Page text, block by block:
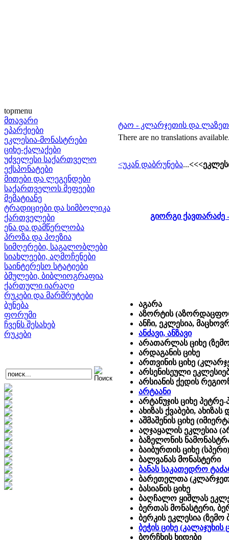
topmenu
მთავარი
ეპარქიები
ეკლესია-მონასტრები
ციხე-ქალაქები
უძველესი საქართველო
ექსპონატები
მითები და ლეგენდები
საქართველოს მეფეები
მემატიანე
ტრადიციები და სიმბოლიკა
ქართველები
ენა და დამწერლობა
პროზა და პოეზია
სიმღერები, საგალობლები
სიახლეები, აღმოჩენები
საინტერესო სტატიები
ბმულები, ბიბლიოგრაფია
ქართული იარაღი
რუკები და მარშრუტები
ბუნება
ფორუმი
ჩვენს შესახებ
რუკები
ტაო - კლარჯეთის და
There are no translations
<უკან დაბრუნება...
გიორგი
აგარა
აზორტის
ანჩი, ეკლესია,
ანძავი, ანზავი
არათარლას ციხე
არდაგანის ციხე
ართვინის ციხე
არსენისეული
არსიანის ქედის
არტაანი
არტანუჯის ციხე
ახიზას ქვაბები,
აშმაშენის ციხე
აღჯაყალის ეკლესია
ბაზელონის
ბაიბურთის ციხე (სპერი)
ბალვანას მონასტერი
ბანას საკათედრო
ბარეთელთა
ბასიანის ციხე
ბაღჩალო ყიშლას
ბერთას მონასტერი,
ბერკის ეკლესია (ზემო
ბეჭის ციხე (კალაჯუხის
ბორჩხის ხიდები